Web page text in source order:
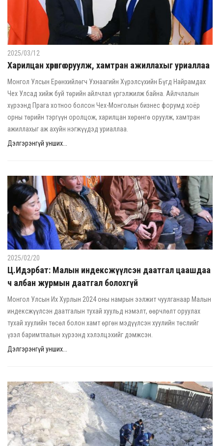
2025/03/12
Харилцан хөрөнгө оруулж, хамтран ажиллахыг уриаллаа
Монгол Улсын Ерөнхийлөгч Ухнаагийн Хүрэлсүхийн Бүгд Найрамдах
Чех Улсад хийж буй төрийн айлчлал үргэлжилж байна. Айлчлалын
хүрээнд Прага хотноо болсон Чех-Монголын бизнес форумд хоёр
орны төрийн тэргүүн оролцож, харилцан хөрөнгө оруулж, хамтран
ажиллахыг аж ахуйн нэгжүүдэд уриаллаа.
Дэлгэрэнгүй унших...
2025/02/20
Ц.Идэрбат: Малын индексжүүлсэн даатгал цаашдаа
ч албан журмын даатгал болохгүй
Монгол Улсын Их Хурлын 2024 оны намрын ээлжит чуулганаар Малын
индексжүүлсэн даатгалын тухай хуульд нэмэлт, өөрчлөлт оруулах
тухай хуулийн төсөл болон хамт өргөн мэдүүлсэн хуулийн төслийг
үзэл баримтлалын хүрээнд хэлэлцэхийг дэмжсэн.
Дэлгэрэнгүй унших...